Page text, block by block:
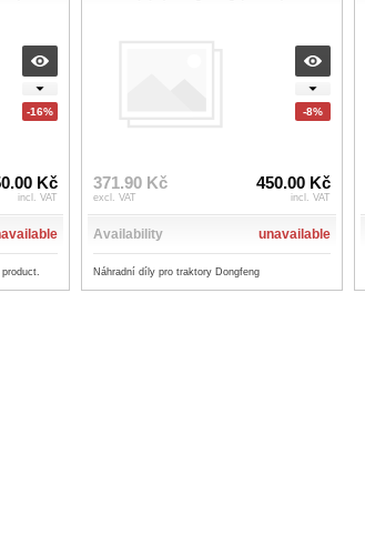
-16%
Kč
incl. VAT
-8%
371.90 Kč
excl. VAT
450.00 Kč
incl. VAT
Availability unavailable
Náhradní díly pro traktory Dongfeng